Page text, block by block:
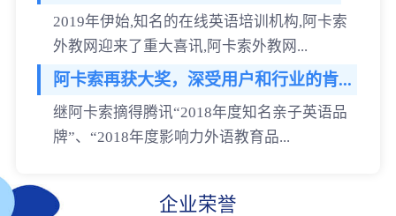
2019年伊始,知名的在线英语培训机构,阿卡索
外教网迎来了重大喜讯,阿卡索外教网...
阿卡索再获大奖，深受用户和行业的肯...
继阿卡索摘得腾讯“2018年度知名亲子英语品
牌”、“2018年度影响力外语教育品...
企业荣誉